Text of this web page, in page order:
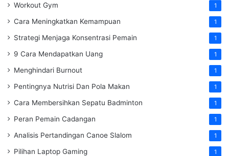
Workout Gym 1
Cara Meningkatkan Kemampuan 1
Strategi Menjaga Konsentrasi Pemain 1
9 Cara Mendapatkan Uang 1
Menghindari Burnout 1
Pentingnya Nutrisi Dan Pola Makan 1
Cara Membersihkan Sepatu Badminton 1
Peran Pemain Cadangan 1
Analisis Pertandingan Canoe Slalom 1
Pilihan Laptop Gaming 1